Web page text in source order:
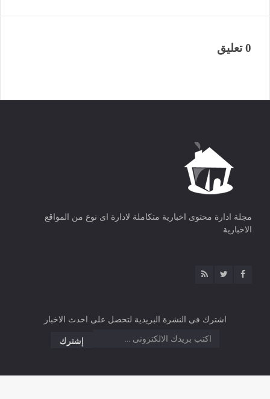
0 تعليق
مجلة ادارة محتوى اخبارية متكاملة لادارة اى نوع من المواقع
الاخبارية
اشترك فى النشرة البريدية لتحصل على احدث الاخبار